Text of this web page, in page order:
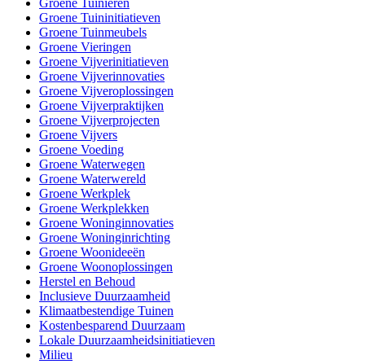
Groene Tuininitiatieven
Groene Tuinmeubels
Groene Vieringen
Groene Vijverinitiatieven
Groene Vijverinnovaties
Groene Vijveroplossingen
Groene Vijverpraktijken
Groene Vijverprojecten
Groene Vijvers
Groene Voeding
Groene Waterwegen
Groene Waterwereld
Groene Werkplek
Groene Werkplekken
Groene Woninginnovaties
Groene Woninginrichting
Groene Woonideeën
Groene Woonoplossingen
Herstel en Behoud
Inclusieve Duurzaamheid
Klimaatbestendige Tuinen
Kostenbesparend Duurzaam
Lokale Duurzaamheidsinitiatieven
Milieu